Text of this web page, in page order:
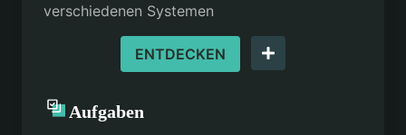
verschiedenen Systemen
ENTDECKEN
Aufgaben